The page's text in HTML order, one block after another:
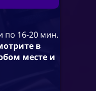
по 16-20 мин.
в
месте и